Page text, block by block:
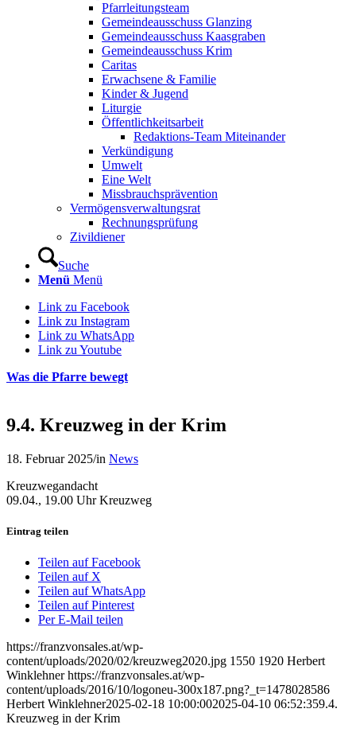
Pfarrleitungsteam
Gemeindeausschuss Glanzing
Gemeindeausschuss Kaasgraben
Gemeindeausschuss Krim
Caritas
Erwachsene & Familie
Kinder & Jugend
Liturgie
Öffentlichkeitsarbeit
Redaktions-Team Miteinander
Verkündigung
Umwelt
Eine Welt
Missbrauchsprävention
Vermögensverwaltungsrat
Rechnungsprüfung
Zivildiener
Suche
Menü Menü
Link zu Facebook
Link zu Instagram
Link zu WhatsApp
Link zu Youtube
Was die Pfarre bewegt
9.4. Kreuzweg in der Krim
18. Februar 2025/in News
Kreuzwegandacht
09.04., 19.00 Uhr Kreuzweg
Eintrag teilen
Teilen auf Facebook
Teilen auf X
Teilen auf WhatsApp
Teilen auf Pinterest
Per E-Mail teilen
https://franzvonsales.at/wp-
content/uploads/2020/02/kreuzweg2020.jpg 1550 1920 Herbert
Winklehner https://franzvonsales.at/wp-
content/uploads/2016/10/logoneu-300x187.png?_t=1478028586
Herbert Winklehner2025-02-18 10:00:002025-04-10 06:52:359.4.
Kreuzweg in der Krim